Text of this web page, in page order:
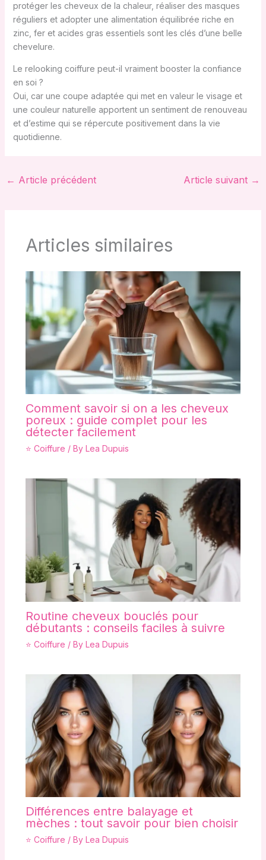
protéger les cheveux de la chaleur, réaliser des masques
réguliers et adopter une alimentation équilibrée riche en
zinc, fer et acides gras essentiels sont les clés d’une belle
chevelure.
Le relooking coiffure peut-il vraiment booster la confiance
en soi ?
Oui, car une coupe adaptée qui met en valeur le visage et
une couleur naturelle apportent un sentiment de renouveau
et d’estime qui se répercute positivement dans la vie
quotidienne.
← Article précédent Article suivant →
Articles similaires
Comment savoir si on a les cheveux
poreux : guide complet pour les
détecter facilement
⭐ Coiffure / By Lea Dupuis
Routine cheveux bouclés pour
débutants : conseils faciles à suivre
⭐ Coiffure / By Lea Dupuis
Différences entre balayage et
mèches : tout savoir pour bien choisir
⭐ Coiffure / By Lea Dupuis